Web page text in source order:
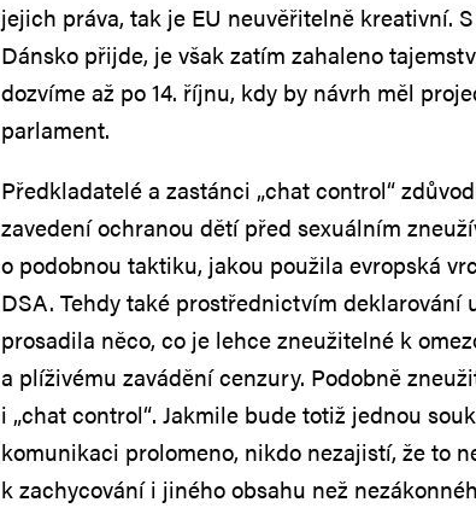
jejich práva, tak je EU neuvěřitelně kreativní.
Dánsko přijde, je však zatím zahaleno
dozvíme až po 14. říjnu, kdy by návrh měl
parlament.
Předkladatelé a zastánci „chat control“
zavedení ochranou dětí před sexuálním
o podobnou taktiku, jakou použila evropská
DSA. Tehdy také prostřednictvím
prosadila něco, co je lehce zneužitelné k
a plíživému zavádění cenzury. Podobně
i „chat control“. Jakmile bude totiž jednou
komunikaci prolomeno, nikdo nezajistí, že to
k zachycování i jiného obsahu než